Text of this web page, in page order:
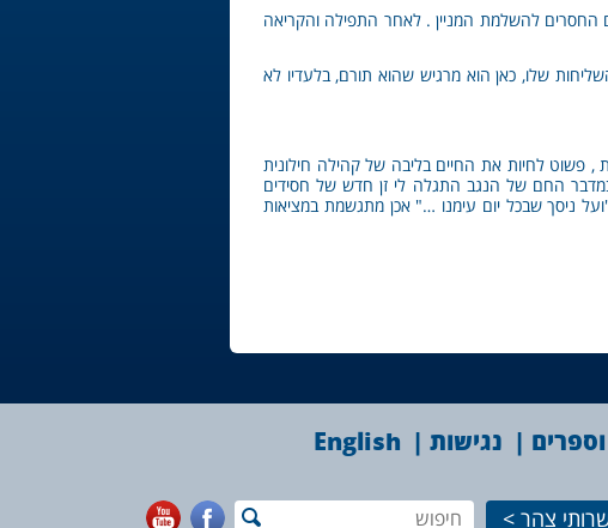
החסרים להשלמת המניין . לאחר התפילה והקריאה
שלו, כאן הוא מרגיש שהוא תורם, בלעדיו לא
פשוט לחיות את החיים בליבה של קהילה חילונית
החם של הנגב התגלה לי זן חדש של חסידים
ניסך שבכל יום עימנו …" אכן מתגשמת במציאות
נגישות English
צהר